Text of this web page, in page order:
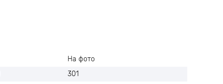
На фото
301